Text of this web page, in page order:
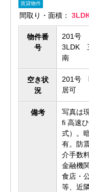
賃貸物件
間取り・面積：
物件番
号
201号
3LDK
南
空き状
況
201号
居可
備考
写真は
fi 高速
式）。
有。防
介手数
金融機
食店・
等、近